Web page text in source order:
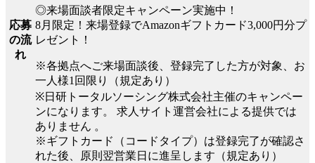
応募
の流
れ
◎来場面談者限定キャンペーン実施中！
8月限定！来場登録でAmazonギフトカード3,000円分プ
レゼント！
※各拠点へご来場面談後、登録完了した方が対象、お
一人様1回限り（規定あり）
※日研トータルソーシング株式会社主催のキャンペー
ンになります。 求人サイト運営会社による提供では
ありません 。
※ギフトカード（コードタイプ）は登録完了が確認さ
れた後、原則翌営業日に進呈します（規定あり）